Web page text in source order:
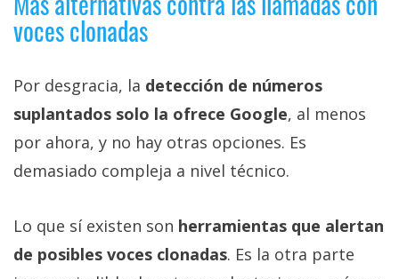
voces clonadas
Por desgracia, la detección de números
suplantados solo la ofrece Google, al menos
por ahora, y no hay otras opciones. Es
demasiado compleja a nivel técnico.
Lo que sí existen son herramientas que alertan
de posibles voces clonadas. Es la otra parte